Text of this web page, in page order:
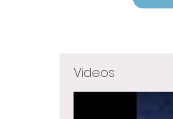
Videos